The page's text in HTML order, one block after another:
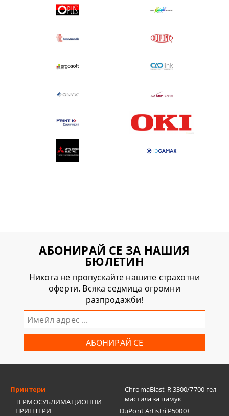
АБОНИРАЙ СЕ ЗА НАШИЯ
БЮЛЕТИН
Никога не пропускайте нашите страхотни
оферти. Всяка седмица огромни
разпродажби!
Принтери
ТЕРМОСУБЛИМАЦИОННИ
ПРИНТЕРИ
ChromaBlast-R 3300/7700 гел-
мастила за памук
DuPont Artistri P5000+